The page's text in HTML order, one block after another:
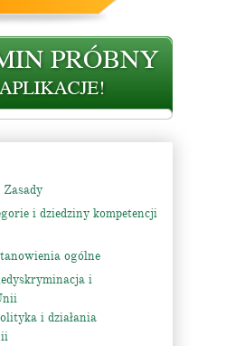
Zasady
i dziedziny kompetencji
ogólne
i
i działania